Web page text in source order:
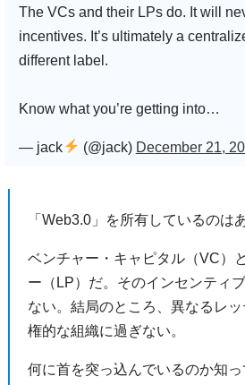
The VCs and their LPs do. It will
incentives. It’s ultimately a
different label.
Know what you’re getting into…
— jack (@jack) December 21,
「Web3.0」を所有しているのは
ベンチャー・キャピタル（VC）
ー（LP）だ。そのインセンティ
ない。結局のところ、異なるレ
権的な組織に過ぎない。
何に首を突っ込んでいるのか知っ